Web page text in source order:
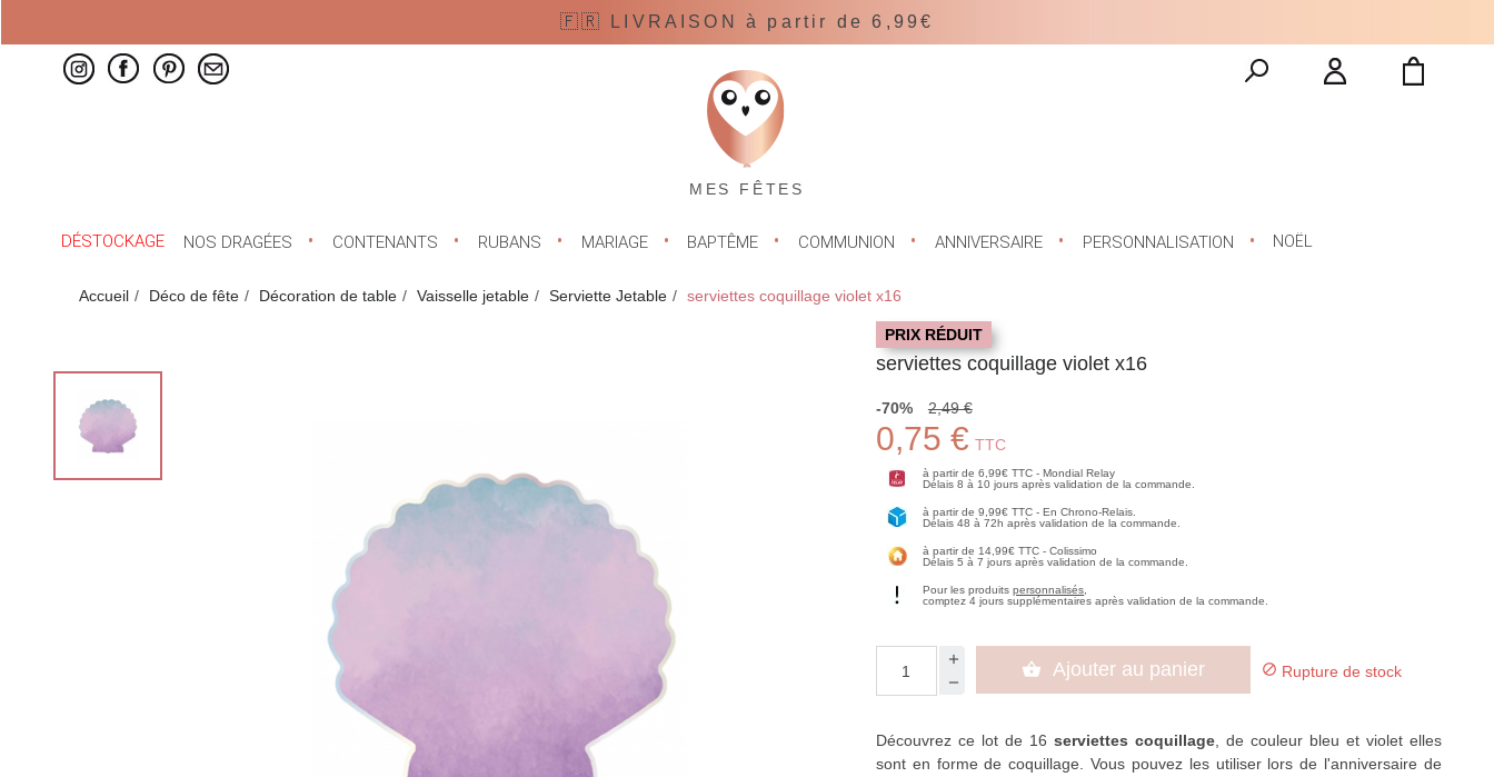
🇫🇷 LIVRAISON à partir de 6,99€
MES FÊTES
DÉSTOCKAGE NOS DRAGÉES CONTENANTS RUBANS MARIAGE BAPTÊME COMMUNION ANNIVERSAIRE PERSONNALISATION NOËL
Accueil Déco de fête Décoration de table Vaisselle jetable Serviette Jetable serviettes coquillage violet x16
PRIX RÉDUIT
serviettes coquillage violet x16
-70% 2,49 €
0,75 € TTC
à partir de 6,99€ TTC - Mondial Relay
Délais 8 à 10 jours après validation de la commande.
à partir de 9,99€ TTC - En Chrono-Relais.
Délais 48 à 72h après validation de la commande.
à partir de 14,99€ TTC - Colissimo
Délais 5 à 7 jours après validation de la commande.
Pour les produitspersonnalisés
comptez 4 jours supplémentaires après validation de la commande.
 Ajouter au panier  Rupture de stock
Découvrez ce lot de 16 serviettes coquillage, de couleur bleu et violet elles
sont en forme de coquillage. Vous pouvez les utiliser lors de l'anniversaire de